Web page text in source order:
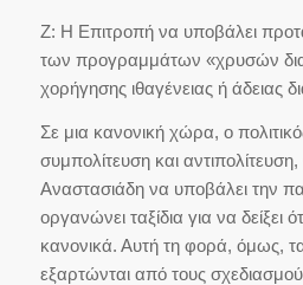
Ζ: Η Επιτροπή να υποβάλει
των προγραμμάτων «χρυσών
χορήγησης ιθαγένειας ή άδειας
Σε μια κανονική χώρα, ο
συμπολίτευση και
Αναστασιάδη να υποβάλει την
οργανώνει ταξίδια για να δείξει
κανονικά. Αυτή τη φορά, όμως,
εξαρτώνται από τους